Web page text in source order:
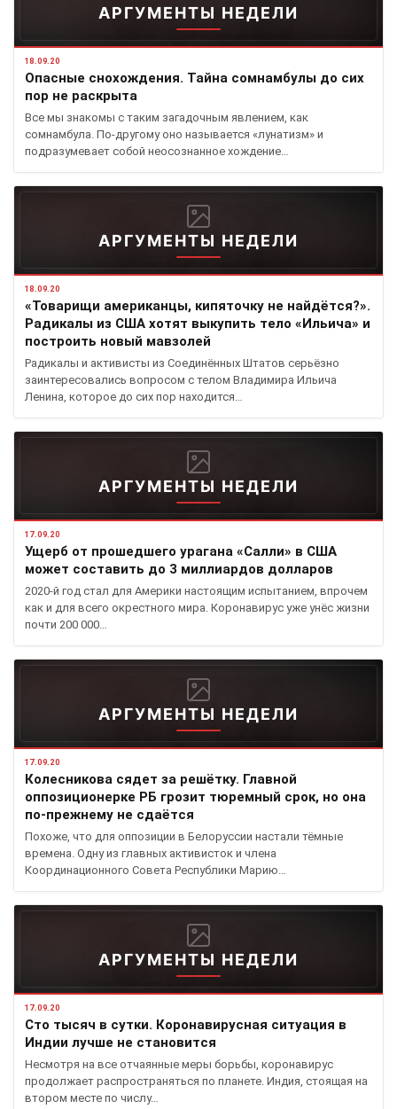
АРГУМЕНТЫ НЕДЕЛИ
18.09.20
Опасные снохождения. Тайна сомнамбулы до сих
пор не раскрыта
Все мы знакомы с таким загадочным явлением, как
сомнамбула. По-другому оно называется «лунатизм» и
подразумевает собой неосознанное хождение…
АРГУМЕНТЫ НЕДЕЛИ
18.09.20
«Товарищи американцы, кипяточку не найдётся?».
Радикалы из США хотят выкупить тело «Ильича» и
построить новый мавзолей
Радикалы и активисты из Соединённых Штатов серьёзно
заинтересовались вопросом с телом Владимира Ильича
Ленина, которое до сих пор находится…
АРГУМЕНТЫ НЕДЕЛИ
17.09.20
Ущерб от прошедшего урагана «Салли» в США
может составить до 3 миллиардов долларов
2020-й год стал для Америки настоящим испытанием, впрочем
как и для всего окрестного мира. Коронавирус уже унёс жизни
почти 200 000…
АРГУМЕНТЫ НЕДЕЛИ
17.09.20
Колесникова сядет за решётку. Главной
оппозиционерке РБ грозит тюремный срок, но она
по-прежнему не сдаётся
Похоже, что для оппозиции в Белоруссии настали тёмные
времена. Одну из главных активисток и члена
Координационного Совета Республики Марию…
АРГУМЕНТЫ НЕДЕЛИ
17.09.20
Сто тысяч в сутки. Коронавирусная ситуация в
Индии лучше не становится
Несмотря на все отчаянные меры борьбы, коронавирус
продолжает распространяться по планете. Индия, стоящая на
втором месте по числу…